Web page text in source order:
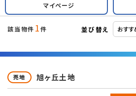
マイページ
該当物件 1件 並び替え
売地 旭ヶ丘土地